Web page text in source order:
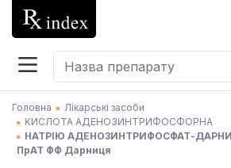
Головна
Лікарські засоби
КИСЛОТА АДЕНОЗИНТРИФОСФОРНА
НАТРІЮ АДЕНОЗИНТРИФОСФАТ-
ПрАТ ФФ Дарниця